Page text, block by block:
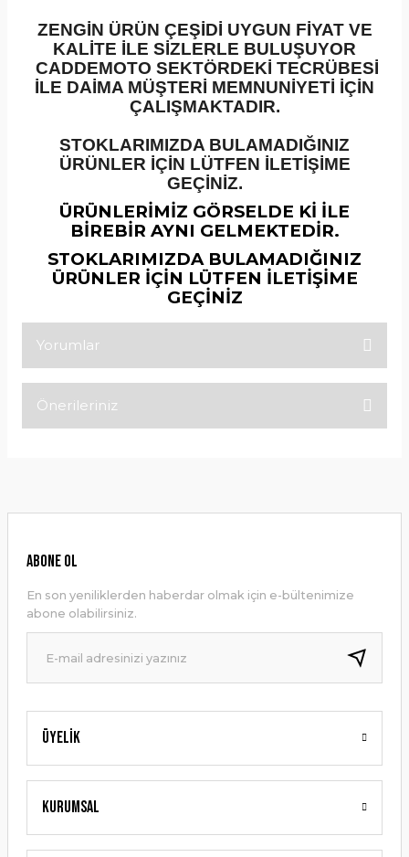
ZENGİN ÜRÜN ÇEŞİDİ UYGUN FİYAT VE
KALİTE İLE SİZLERLE BULUŞUYOR
CADDEMOTO SEKTÖRDEKİ TECRÜBESİ
İLE DAİMA MÜŞTERİ MEMNUNİYETİ İÇİN
ÇALIŞMAKTADIR.
STOKLARIMIZDA BULAMADIĞINIZ
ÜRÜNLER İÇİN LÜTFEN İLETİŞİME
GEÇİNİZ.
ÜRÜNLERİMİZ GÖRSELDE Kİ İLE
BİREBİR AYNI GELMEKTEDİR.
STOKLARIMIZDA BULAMADIĞINIZ
ÜRÜNLER İÇİN LÜTFEN İLETİŞİME
GEÇİNİZ
Yorumlar
Önerileriniz
Ürün resmi kalitesiz, bozuk veya görüntülenemiyor.
Ürün bilgilerinde hatalar bulunuyor.
Ürün fiyatı diğer sitelerden daha pahalı.
Bu ürüne benzer farklı alternatifler olmalı.
Gönder
Üyelik
Kurumsal
ABONE OL
En son yeniliklerden haberdar olmak için e-bültenimize
abone olabilirsiniz.